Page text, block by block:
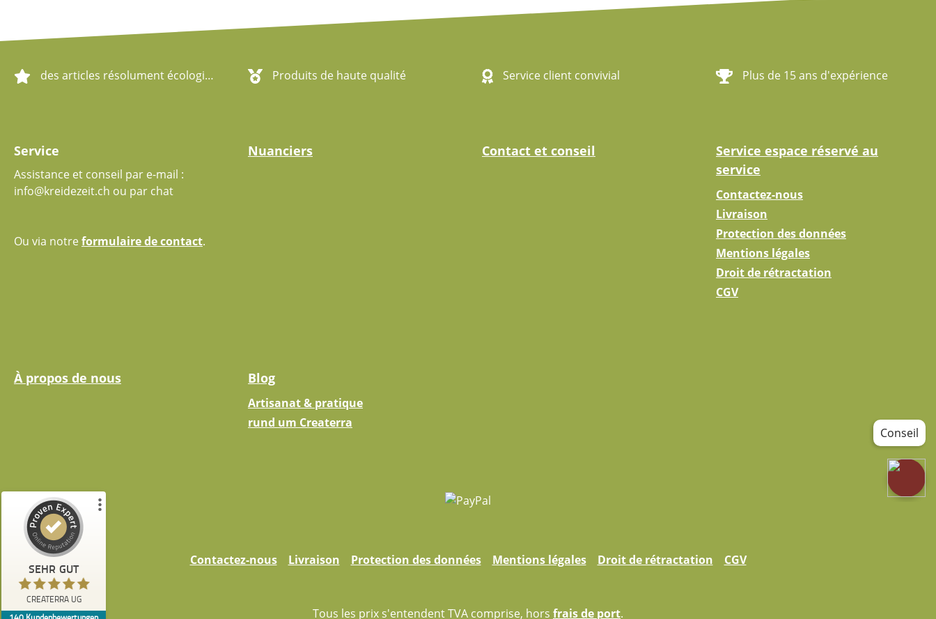
SEHR GUT
CREATERRA UG
Kundenbewertungen und Erfahrungen zu
CREATERRA UG
SEHR GUT
5,00
/
5,00
des articles résolument écologiques Produits de haute qualité Service client convivial Plus de 15 ans d'expérience
Service
Assistance et conseil par e-mail :
info@kreidezeit.ch ou par chat
Ou via notreformulaire de contact.
Nuanciers Contact et conseil
Service espace réservé au
service
Contactez-nous
Livraison
Protection des données
Mentions légales
Droit de rétractation
CGV
À propos de nous Blog
Artisanat & pratique
rund um Createrra
Contactez-nous Livraison Protection des données Mentions légales Droit de rétractation CGV
Tous les prix s'entendent TVA comprise, hors frais de port.
Conseil